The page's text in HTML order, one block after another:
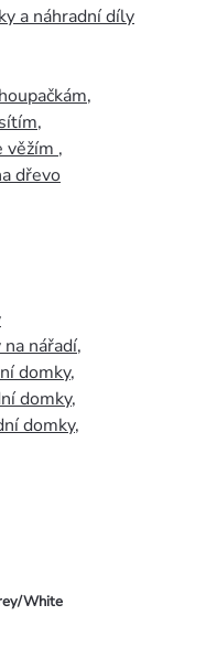
a náhradní díly
,
,
věžím ,
dřevo
nářadí,
domky,
domky,
domky,
White